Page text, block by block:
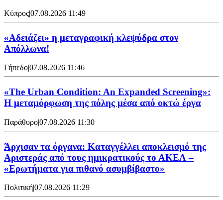
Κύπρος|07.08.2026 11:49
«Αδειάζει» η μεταγραφική κλεψύδρα στον
Απόλλωνα!
Γήπεδο|07.08.2026 11:46
«The Urban Condition: An Expanded Screening»:
Η μεταμόρφωση της πόλης μέσα από οκτώ έργα
Παράθυρο|07.08.2026 11:30
Άρχισαν τα όργανα: Καταγγέλλει αποκλεισμό της
Αριστεράς από τους ημικρατικούς το ΑΚΕΛ –
«Ερωτήματα για πιθανό ασυμβίβαστο»
Πολιτική|07.08.2026 11:29